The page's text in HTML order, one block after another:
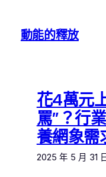
動能的釋放
花4萬元
罵”？行
養網象需
2025 年 5 月 31 日